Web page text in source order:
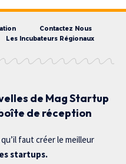
Contactez Nous
Les Incubateurs Régionaux
de Mag Startup
de réception
faut créer le meilleur
startups.